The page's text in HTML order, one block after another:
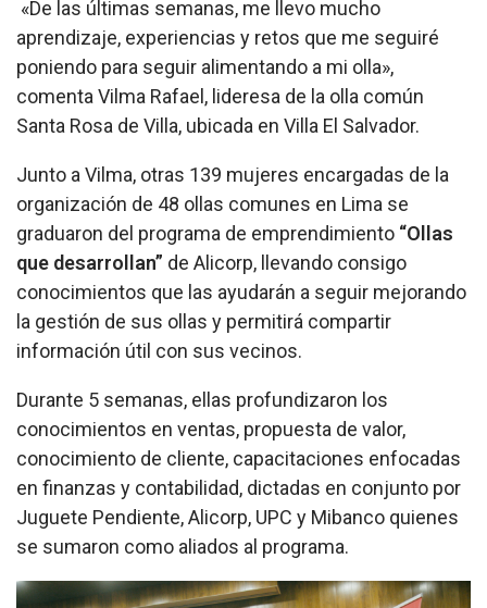
«De las últimas semanas, me llevo mucho
aprendizaje, experiencias y retos que me seguiré
poniendo para seguir alimentando a mi olla»,
comenta Vilma Rafael, lideresa de la olla común
Santa Rosa de Villa, ubicada en Villa El Salvador.
Junto a Vilma, otras 139 mujeres encargadas de la
organización de 48 ollas comunes en Lima se
graduaron del programa de emprendimiento “Ollas
que desarrollan” de Alicorp, llevando consigo
conocimientos que las ayudarán a seguir mejorando
la gestión de sus ollas y permitirá compartir
información útil con sus vecinos.
Durante 5 semanas, ellas profundizaron los
conocimientos en ventas, propuesta de valor,
conocimiento de cliente, capacitaciones enfocadas
en finanzas y contabilidad, dictadas en conjunto por
Juguete Pendiente, Alicorp, UPC y Mibanco quienes
se sumaron como aliados al programa.